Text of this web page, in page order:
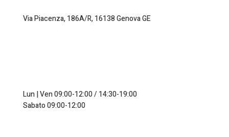
Via Piacenza, 186A/R, 16138 Genova GE
Lun | Ven 09:00-12:00 / 14:30-19:00
Sabato 09:00-12:00